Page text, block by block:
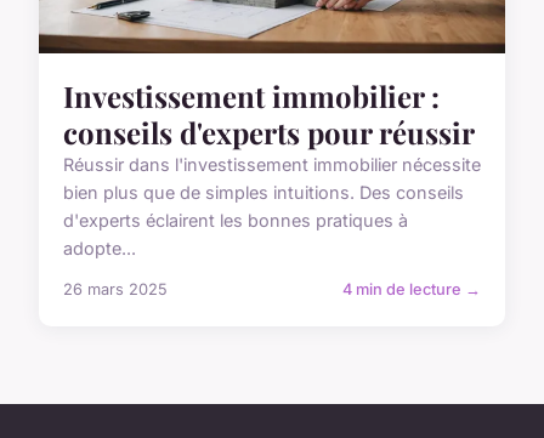
Investissement immobilier :
conseils d'experts pour réussir
Réussir dans l'investissement immobilier nécessite
bien plus que de simples intuitions. Des conseils
d'experts éclairent les bonnes pratiques à
adopte...
26 mars 2025 4 min de lecture →